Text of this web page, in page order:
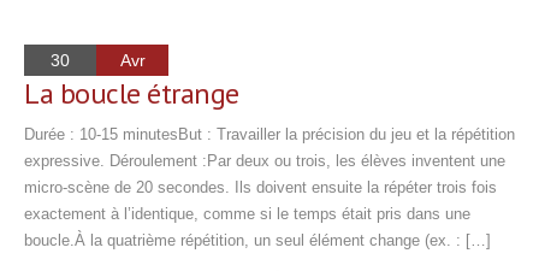
30 Avr
La boucle étrange
Durée : 10-15 minutesBut : Travailler la précision du jeu et la répétition
expressive. Déroulement :Par deux ou trois, les élèves inventent une
micro-scène de 20 secondes. Ils doivent ensuite la répéter trois fois
exactement à l’identique, comme si le temps était pris dans une
boucle.À la quatrième répétition, un seul élément change (ex. : […]